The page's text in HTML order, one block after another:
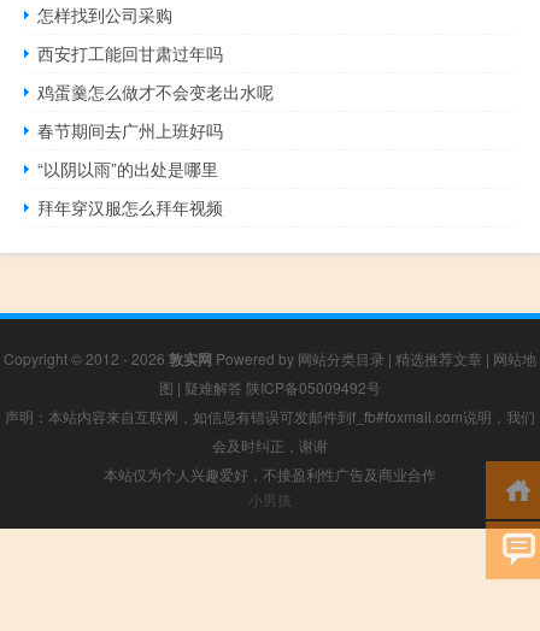
怎样找到公司采购
西安打工能回甘肃过年吗
鸡蛋羹怎么做才不会变老出水呢
春节期间去广州上班好吗
“以阴以雨”的出处是哪里
拜年穿汉服怎么拜年视频
Copyright © 2012 - 2026 敦实网 Powered by 网站分类目录 | 精选推荐文章 | 网站地
图 | 疑难解答 陕ICP备05009492号
声明：本站内容来自互联网，如信息有错误可发邮件到f_fb#foxmail.com说明，我们
会及时纠正，谢谢
本站仅为个人兴趣爱好，不接盈利性广告及商业合作
小男孩